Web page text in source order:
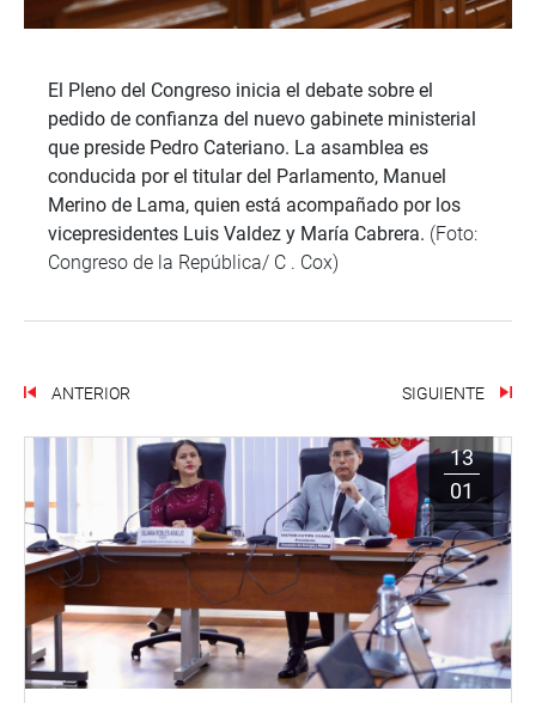
El Pleno del Congreso inicia el debate sobre el
pedido de confianza del nuevo gabinete ministerial
que preside Pedro Cateriano. La asamblea es
conducida por el titular del Parlamento, Manuel
Merino de Lama, quien está acompañado por los
vicepresidentes Luis Valdez y María Cabrera. (Foto:
Congreso de la República/ C . Cox)
ANTERIOR SIGUIENTE
13
01